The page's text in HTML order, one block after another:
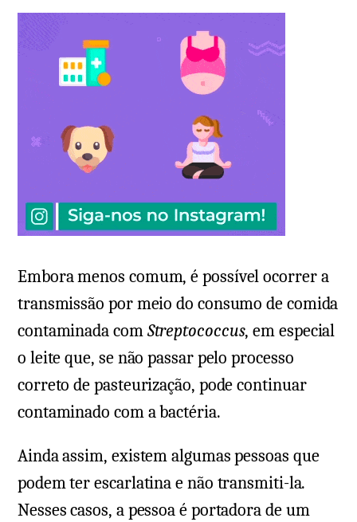
Embora menos comum, é possível ocorrer a
transmissão por meio do consumo de comida
contaminada comStreptococcus, em especial
o leite que, se não passar pelo processo
correto de pasteurização, pode continuar
contaminado com a bactéria.
Ainda assim, existem algumas pessoas que
podem ter escarlatina e não transmiti-la.
Nesses casos, a pessoa é portadora de um